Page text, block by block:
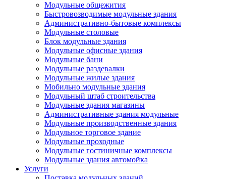
Модульные общежития
Быстровозводимые модульные здания
Административно-бытовые комплексы
Модульные столовые
Блок модульные здания
Модульные офисные здания
Модульные бани
Модульные раздевалки
Модульные жилые здания
Мобильно модульные здания
Модульный штаб строительства
Модульные здания магазины
Административные здания модульные
Модульные производственные здания
Модульное торговое здание
Модульные проходные
Модульные гостиничные комплексы
Модульные здания автомойка
Услуги